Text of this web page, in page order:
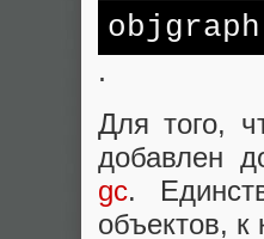
objgraph
.
Для того,
добавлен
gc.
объектов, к